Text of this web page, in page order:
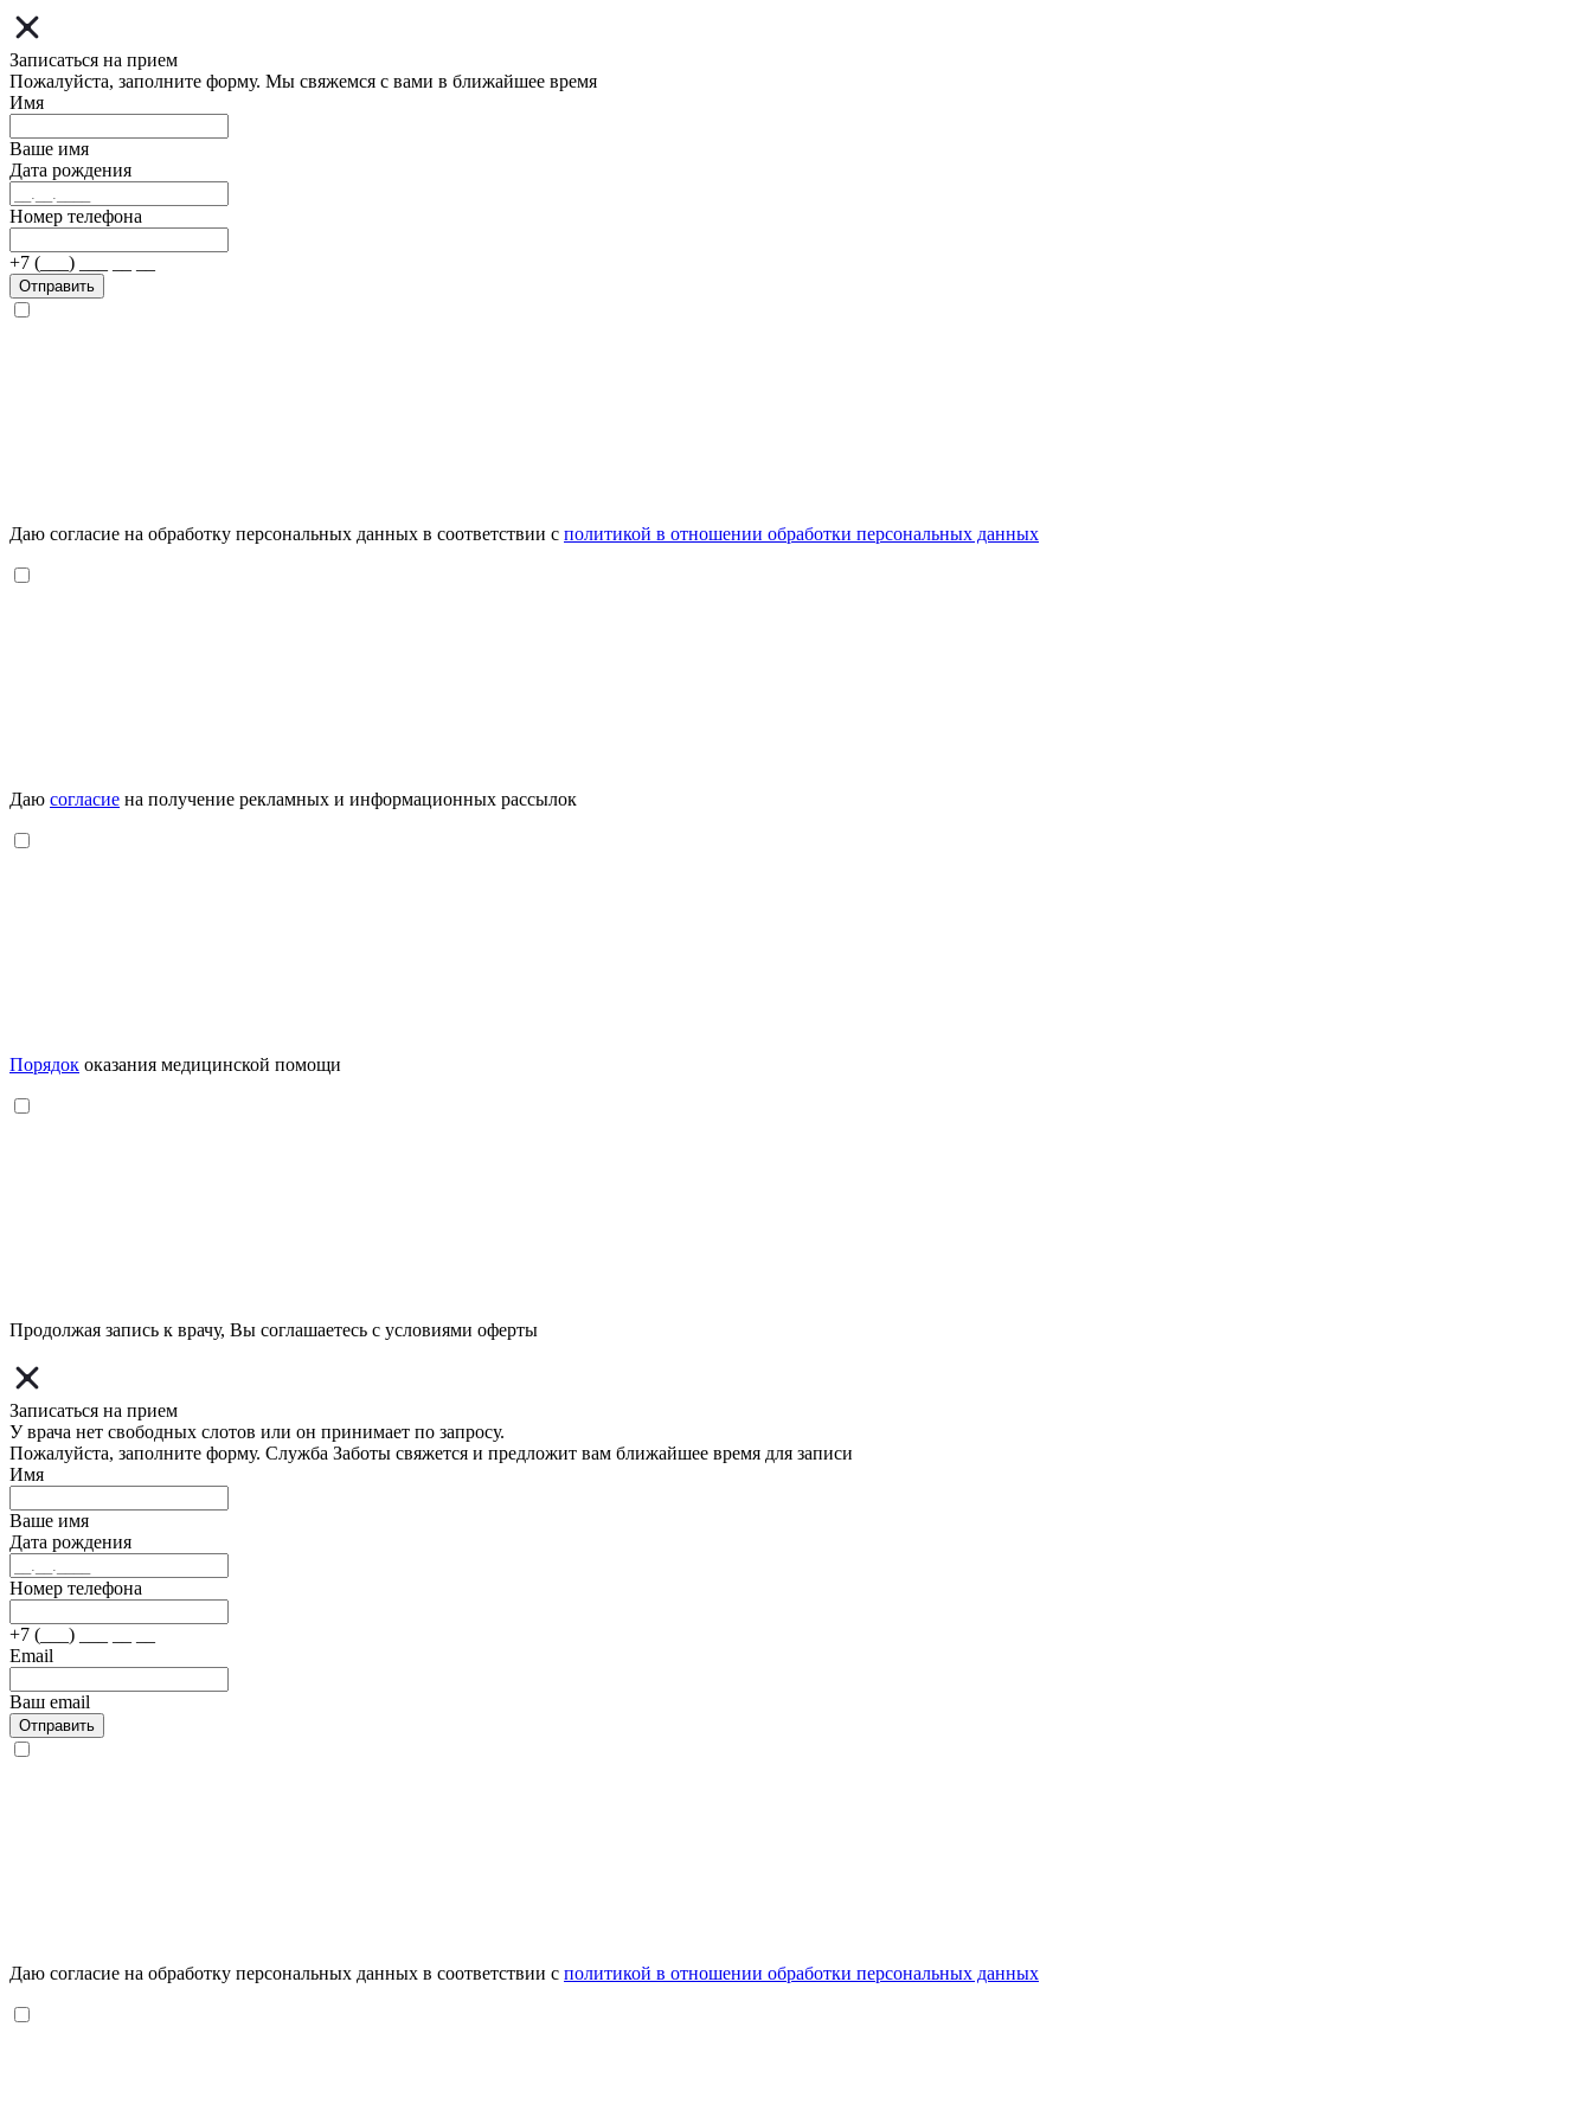
Записаться на прием
Пожалуйста, заполните форму. Мы свяжемся с вами в ближайшее время
Имя
Ваше имя
Дата рождения
Номер телефона
+7 (___) ___ __ __
Отправить
Даю согласие на обработку персональных данных в соответствии с политикой в отношении обработки персональных данных
Даю согласие на получение рекламных и информационных рассылок
Порядок оказания медицинской помощи
Продолжая запись к врачу, Вы соглашаетесь с условиями оферты
Записаться на прием
У врача нет свободных слотов или он принимает по запросу.
Пожалуйста, заполните форму. Служба Заботы свяжется и предложит вам ближайшее время для записи
Имя
Ваше имя
Дата рождения
Номер телефона
+7 (___) ___ __ __
Email
Ваш email
Отправить
Даю согласие на обработку персональных данных в соответствии с политикой в отношении обработки персональных данных